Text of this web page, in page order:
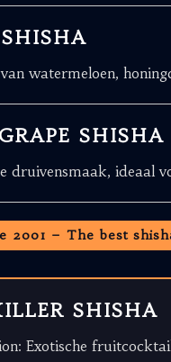
watermeloen,
SHISHA
druivensmaak, ideaal
2001 – The best
SHISHA
Exotische